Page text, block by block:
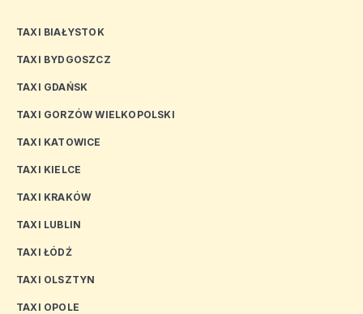
TAXI BIAŁYSTOK
TAXI BYDGOSZCZ
TAXI GDAŃSK
TAXI GORZÓW WIELKOPOLSKI
TAXI KATOWICE
TAXI KIELCE
TAXI KRAKÓW
TAXI LUBLIN
TAXI ŁÓDŹ
TAXI OLSZTYN
TAXI OPOLE